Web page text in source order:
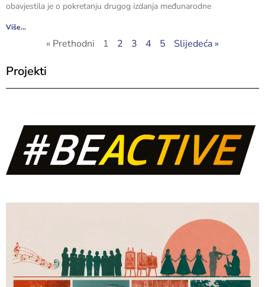
obavjestila je o pokretanju drugog izdanja međunarodne
Više...
« Prethodni 1 2 3 4 5 Slijedeća »
Projekti